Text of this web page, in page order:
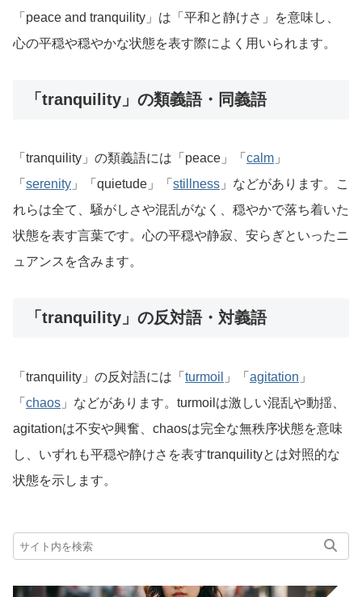
「peace and tranquility」は「平和と静けさ」を意味し、
心の平穏や穏やかな状態を表す際によく用いられます。
「tranquility」の類義語・同義語
「tranquility」の類義語には「peace」「 calm 」
「 serenity 」「quietude」「 stillness 」などがあります。こ
れらは全て、騒がしさや混乱がなく、穏やかで落ち着いた
状態を表す言葉です。心の平穏や静寂、安らぎといったニ
ュアンスを含みます。
「tranquility」の反対語・対義語
「tranquility」の反対語には「 turmoil 」「 agitation 」
「 chaos 」などがあります。turmoilは激しい混乱や動揺、
agitationは不安や興奮、chaosは完全な無秩序状態を意味
し、いずれも平穏や静けさを表すtranquilityとは対照的な
状態を示します。